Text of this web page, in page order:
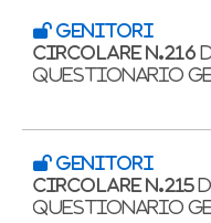
GENITORI
CIRCOLARE N.216
Questionario
GENITORI
CIRCOLARE N.215
Questionario